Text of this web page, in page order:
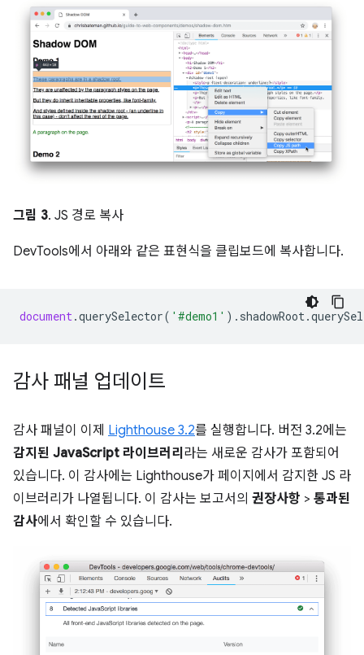
그림 3. JS 경로 복사
DevTools에서 아래와 같은 표현식을 클립보드에 복사합니다.
document.querySelector( '#demo1' ). shadowRoot.
감사 패널 업데이트
감사 패널이 이제 Lighthouse 3.2를 실행합니다. 버전 3.2에는
감지된 JavaScript 라이브러리 라는 새로운 감사가 포함되어
있습니다. 이 감사에는 Lighthouse가 페이지에서 감지한 JS 라
이브러리가 나열됩니다. 이 감사는 보고서의 권장사항 > 통과된
감사에서 확인할 수 있습니다.